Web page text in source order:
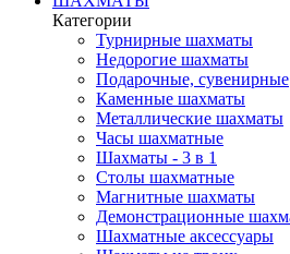
Категории
Турнирные шахматы
Недорогие шахматы
Подарочные, сувенирные
Каменные шахматы
Металлические шахматы
Часы шахматные
Шахматы - 3 в 1
Столы шахматные
Магнитные шахматы
Демонстрационные
Шахматные аксессуары